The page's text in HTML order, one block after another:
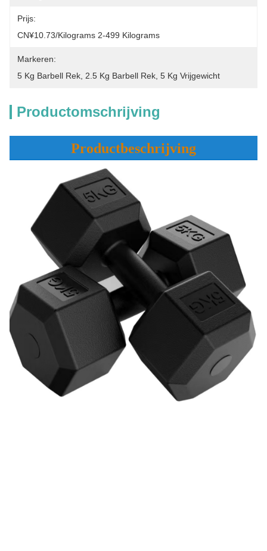
Prijs:
CN¥10.73/kilograms 2-499 Kilograms
Markeren:
5 Kg Barbell Rek 2.5 Kg Barbell Rek 5 Kg Vrijgewicht
Productomschrijving
Productbeschrijving